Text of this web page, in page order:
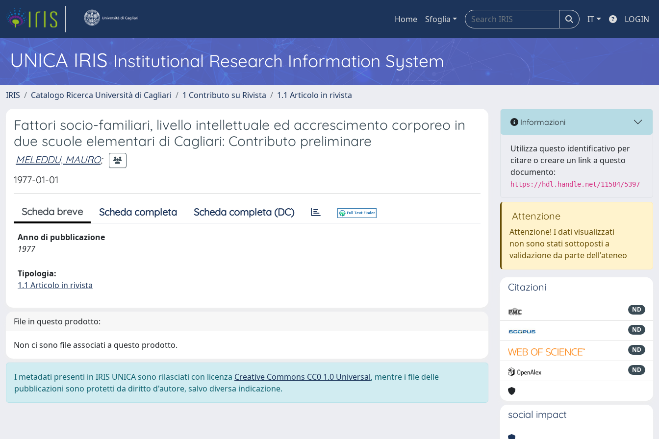
Home Sfoglia IT LOGIN
UNICA IRISInstitutional Research Information System
IRIS Catalogo Ricerca Università di Cagliari 1 Contributo su Rivista 1.1 Articolo in rivista
Fattori socio-familiari, livello intellettuale ed accrescimento corporeo in
due scuole elementari di Cagliari: Contributo preliminare
MELEDDU, MAURO;
1977-01-01
Scheda breve Scheda completa Scheda completa (DC)
Anno di pubblicazione
1977
Tipologia:
1.1 Articolo in rivista
File in questo prodotto:
Non ci sono file associati a questo prodotto.
I metadati presenti in IRIS UNICA sono rilasciati con licenza Creative Commons CC0 1.0 Universal, mentre i file delle
pubblicazioni sono protetti da diritto d'autore, salvo diversa indicazione.
Informazioni
Utilizza questo identificativo per
citare o creare un link a questo
documento:
https://hdl.handle.net/11584/5397
Attenzione
Attenzione! I dati visualizzati
non sono stati sottoposti a
validazione da parte dell'ateneo
Citazioni
ND
ND
ND
ND
social impact